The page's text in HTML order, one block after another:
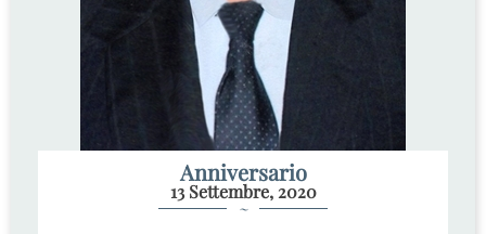
Anniversario
13 Settembre, 2020
~